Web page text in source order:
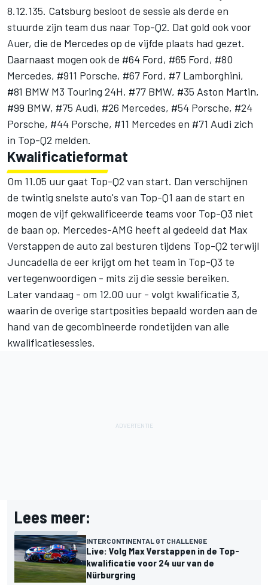
8.12.135. Catsburg besloot de sessie als derde en
stuurde zijn team dus naar Top-Q2. Dat gold ook voor
Auer, die de Mercedes op de vijfde plaats had gezet.
Daarnaast mogen ook de #64 Ford, #65 Ford, #80
Mercedes, #911 Porsche, #67 Ford, #7 Lamborghini,
#81 BMW M3 Touring 24H, #77 BMW, #35 Aston Martin,
#99 BMW, #75 Audi, #26 Mercedes, #54 Porsche, #24
Porsche, #44 Porsche, #11 Mercedes en #71 Audi zich
in Top-Q2 melden.
Kwalificatieformat
Om 11.05 uur gaat Top-Q2 van start. Dan verschijnen
de twintig snelste auto's van Top-Q1 aan de start en
mogen de vijf gekwalificeerde teams voor Top-Q3 niet
de baan op. Mercedes-AMG heeft al gedeeld dat Max
Verstappen de auto zal besturen tijdens Top-Q2 terwijl
Juncadella de eer krijgt om het team in Top-Q3 te
vertegenwoordigen - mits zij die sessie bereiken.
Later vandaag - om 12.00 uur - volgt kwalificatie 3,
waarin de overige startposities bepaald worden aan de
hand van de gecombineerde rondetijden van alle
kwalificatiesessies.
Lees meer:
INTERCONTINENTAL GT CHALLENGE
Live: Volg Max Verstappen in de Top-
kwalificatie voor 24 uur van de
Nürburgring